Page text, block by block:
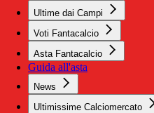
Ultime dai Campi
Voti Fantacalcio
Asta Fantacalcio
Guida all'asta
News
Ultimissime Calciomercato